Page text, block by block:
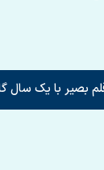
بصیر با یک سال